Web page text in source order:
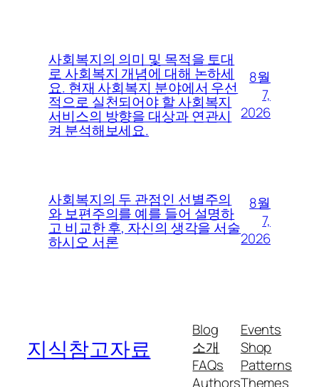
사회복지의 의미 및 목적을 토대
로 사회복지 개념에 대해 논하세
요. 현재 사회복지 분야에서 우선
적으로 실천되어야 할 사회복지
서비스의 방향을 대상과 연관시
켜 분석해보세요.
8월
7,
2026
사회복지의 두 관점인 선별주의
와 보편주의를 예를 들어 설명하
고 비교한 후, 자신의 생각을 서술
하시오 서론
8월
7,
2026
지식참고자료
Blog
소개
FAQs
Authors
Events
Shop
Patterns
Themes